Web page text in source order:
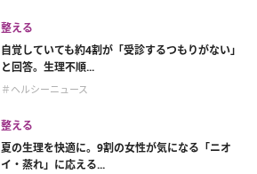
整える
自覚していても約4割が「受診するつもりがない」
と回答。生理不順...
＃ヘルシーニュース
整える
夏の生理を快適に。9割の女性が気になる「ニオ
イ・蒸れ」に応える...